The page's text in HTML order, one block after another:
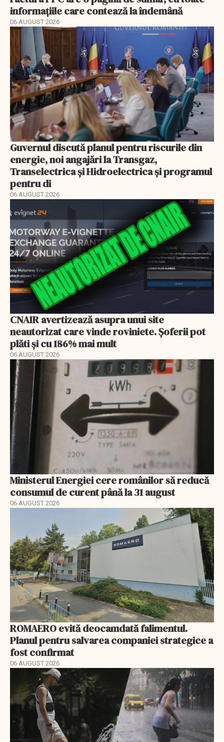
informațiile care contează la îndemână
06 AUGUST 2026
Guvernul discută planul pentru riscurile din
energie, noi angajări la Transgaz,
Transelectrica și Hidroelectrica și programul
pentru di
06 AUGUST 2026
CNAIR avertizează asupra unui site
neautorizat care vinde roviniete. Șoferii pot
plăti și cu 186% mai mult
06 AUGUST 2026
Ministerul Energiei cere românilor să reducă
consumul de curent până la 31 august
06 AUGUST 2026
ROMAERO evită deocamdată falimentul.
Planul pentru salvarea companiei strategice a
fost confirmat
06 AUGUST 2026